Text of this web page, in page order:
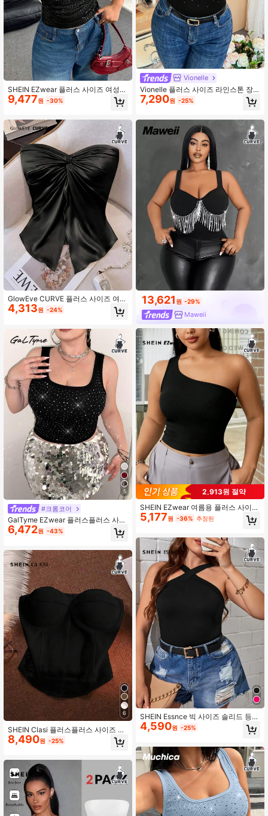
SHEIN EZwear 플러스 사이즈 여성
시퀸 플리츠 튜브 탑
9,477원 -30%
GlowEve CURVE 플러스 사이즈 여성
용 솔리드 컬러 트위스트 러치드 반도
탑, 일상복, 휴가, 외출, 파티, 봄/여름
4,313원 -24%
5
#크롬코어
GalTyme EZwear 플러스플러스 사이
즈 캐주얼 라인스톤 장식 캐주얼 우아
한 휴가 업무/사무실 브런치 페어리코
는 탱크 탑, 클럽 섹시한 탑 일상 착용
을 위한 패셔너블한 여름/봄 아이템
6,472원 -43%
6
SHEIN Clasi 플러스플러스 사이즈 단
색 오프 숄더 크롭 캐주얼 다용도 여성
탑
8,490원 -25%
Vionelle
Vionelle 플러스 사이즈 라인스톤 장
식 스쿱 넥 핏 패션 탱크탑 블랙 라인
스톤 탑 스터드 탑 블랙 반짝이 탑 블
7,290원 -25%
13,621 원 -29%
Maweii
2,913원 절약
SHEIN EZwear 여름용 플러스 사이즈
민소매 원숄더 슬림핏 여성 탑
5,177원 -36% 추정된
SHEIN Essnce 빅 사이즈 솔리드 등
트임 상의
4,590원 -25%